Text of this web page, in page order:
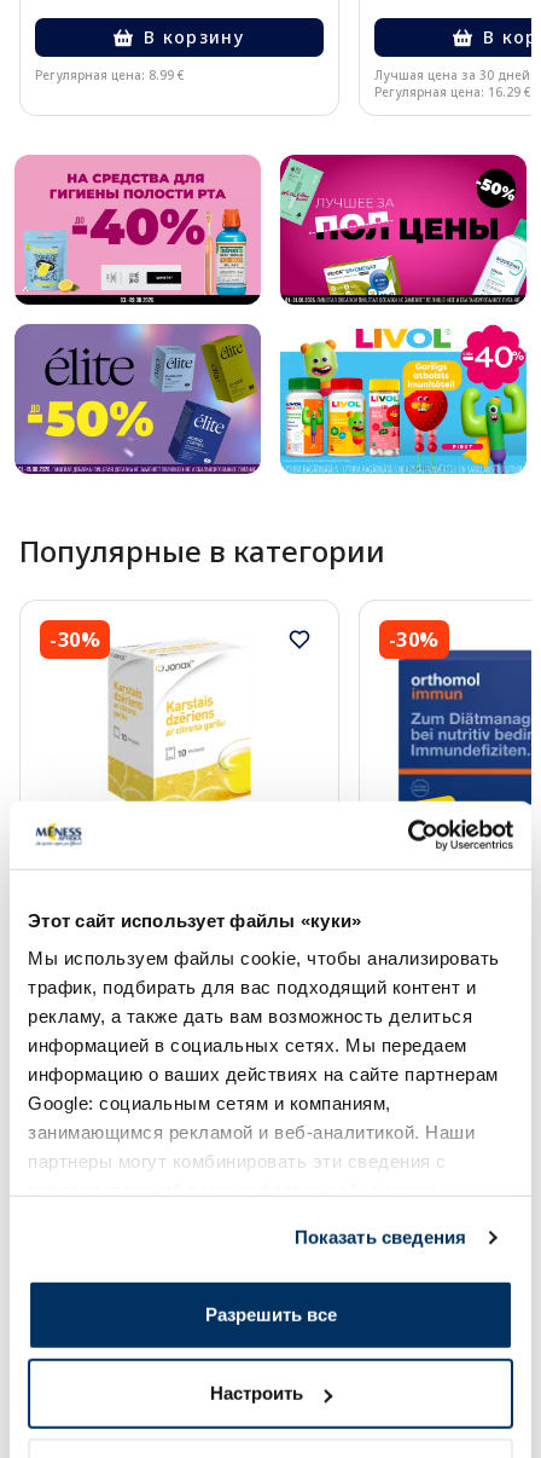
Этот сайт использует файлы «куки»
Мы используем файлы cookie, чтобы анализировать
трафик, подбирать для вас подходящий контент и
рекламу, а также дать вам возможность делиться
информацией в социальных сетях. Мы передаем
информацию о ваших действиях на сайте партнерам
Google: социальным сетям и компаниям,
занимающимся рекламой и веб-аналитикой. Наши
партнеры могут комбинировать эти сведения с
Показать сведения
Разрешить все
Настроить
В корзину
Регулярная цена: 8.99 €
В
Лучшая цена за 30 дней:
Регулярная цена: 16.29 €
Популярные в категории
-30%
горячий напиток, 10 шт.
8.39 € 11.99 €
В корзину
Регулярная цена: 11.99 €
-30%
25.05 € 35.79 €
Регулярная цена: 35.79 €
Page 1 of 10
Солнечная защита летом ☀️
-35%